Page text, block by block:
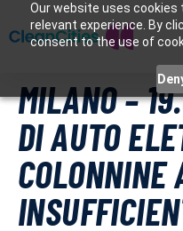
Our website uses
relevant experience. By
consent to the use of
MILANO –
DI AUTO
COLONNINE